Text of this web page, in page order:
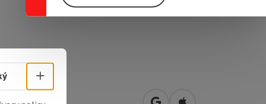
Select language - Open menu